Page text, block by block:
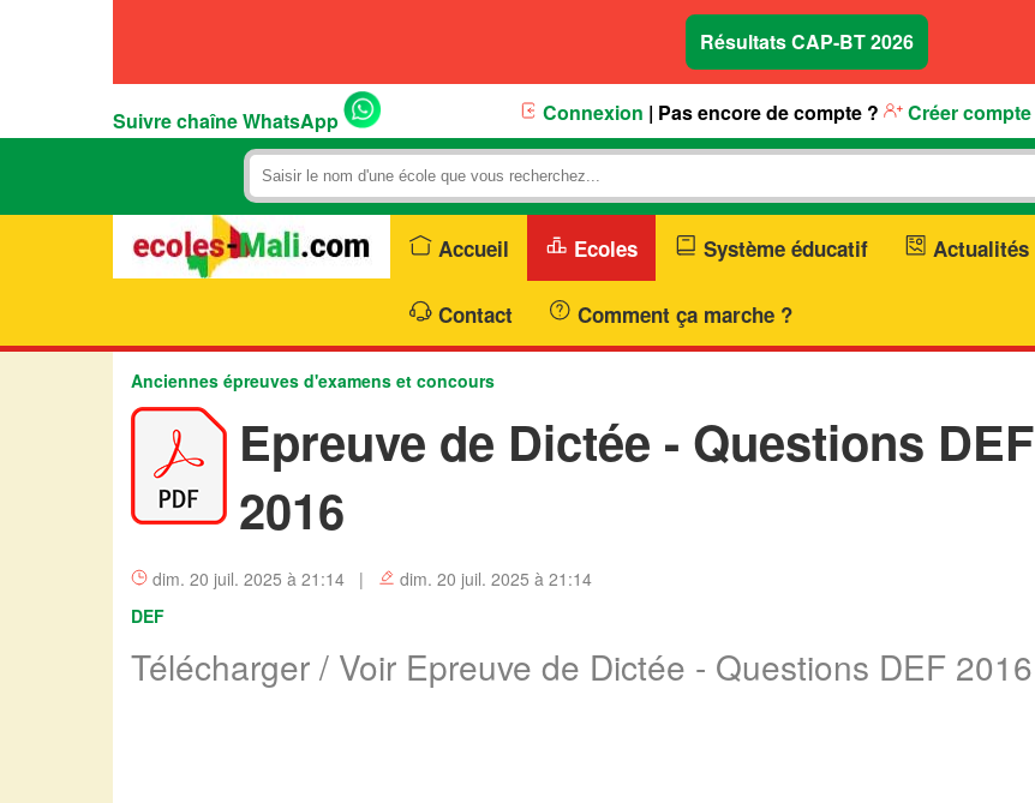
Résultats CAP-BT 2026
Suivre chaîne WhatsApp Connexion | Pas encore de compte ? Créer compte
Accueil Ecoles Système éducatif Actualités
Contact Comment ça marche ?
Anciennes épreuves d'examens et concours
Epreuve de Dictée - Questions DEF
2016
dim. 20 juil. 2025 à 21:14 |
dim. 20 juil. 2025 à 21:14
DEF
Télécharger / Voir Epreuve de Dictée - Questions DEF 2016